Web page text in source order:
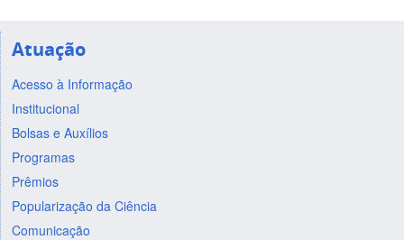
Atuação
Acesso à Informação
Institucional
Bolsas e Auxílios
Programas
Prêmios
Popularização da Ciência
Comunicação